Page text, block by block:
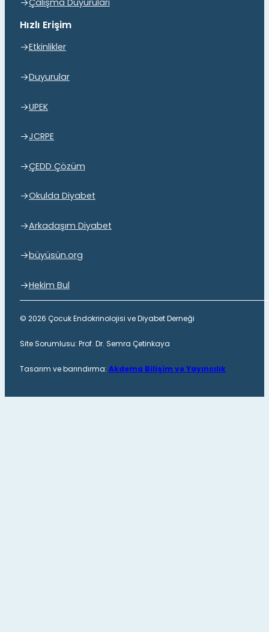
Hızlı Erişim
Etkinlikler
Duyurular
UPEK
JCRPE
ÇEDD Çözüm
Okulda Diyabet
Arkadaşım Diyabet
büyüsün.org
Hekim Bul
© 2026 Çocuk Endokrinolojisi ve Diyabet Derneği
Site Sorumlusu: Prof. Dr. Semra Çetinkaya
Tasarım ve barındırma: Akdema Bilişim ve Yayıncılık